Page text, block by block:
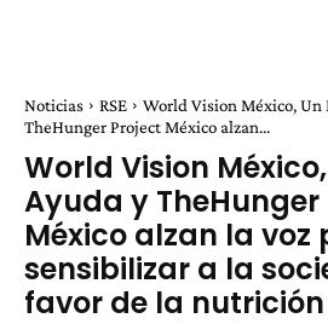
Noticias RSE
World Vision México, Un
TheHunger Project México alzan...
World Vision
Ayuda y TheHunger
México alzan la voz
sensibilizar a la
favor de la nutrición